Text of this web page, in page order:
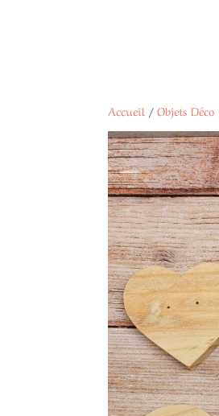
Accueil /Objets Déco